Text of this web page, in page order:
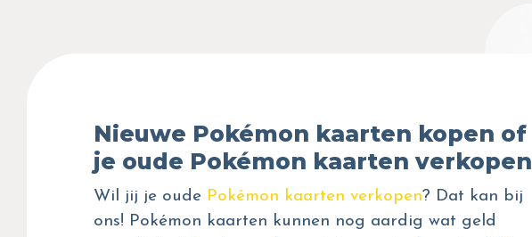
Nieuwe Pokémon kaarten kopen of
je oude Pokémon kaarten verkopen
Wil jij je oude Pokémon kaarten verkopen? Dat kan bij
ons! Pokémon kaarten kunnen nog aardig wat geld